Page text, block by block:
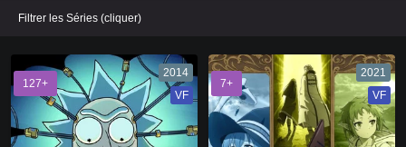
Filtrer les Séries (cliquer)
127+
2014
VF
7+
2021
VF